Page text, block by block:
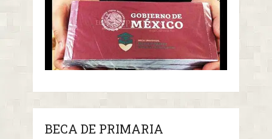
BECA DE PRIMARIA